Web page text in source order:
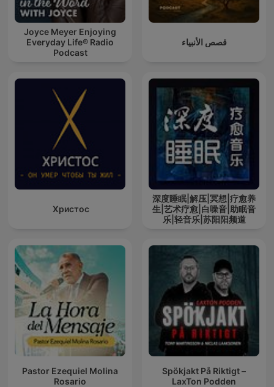
Joyce Meyer Enjoying
Everyday Life® Radio
Podcast
قصص الأنبياء
Христос
深度睡眠|解压|冥想|疗愈养
生|艺术疗愈|白噪音|助眠音
乐|轻音乐|苏阳阳频道
Pastor Ezequiel Molina
Rosario
Spökjakt På Riktigt –
LaxTon Podden